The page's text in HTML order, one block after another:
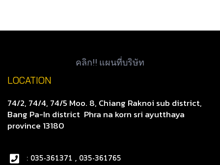
คลิก!! แผนที่บริษัท
LOCATION
74/2, 74/4, 74/5 Moo. 8, Chiang Raknoi sub district,
Bang Pa-In district Phra na korn sri ayutthaya
province 13180
: 035-361371 , 035-361765